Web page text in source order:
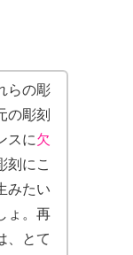
らの彫
の彫刻
スに欠
刻にこ
みたい
ょ。再
、とて